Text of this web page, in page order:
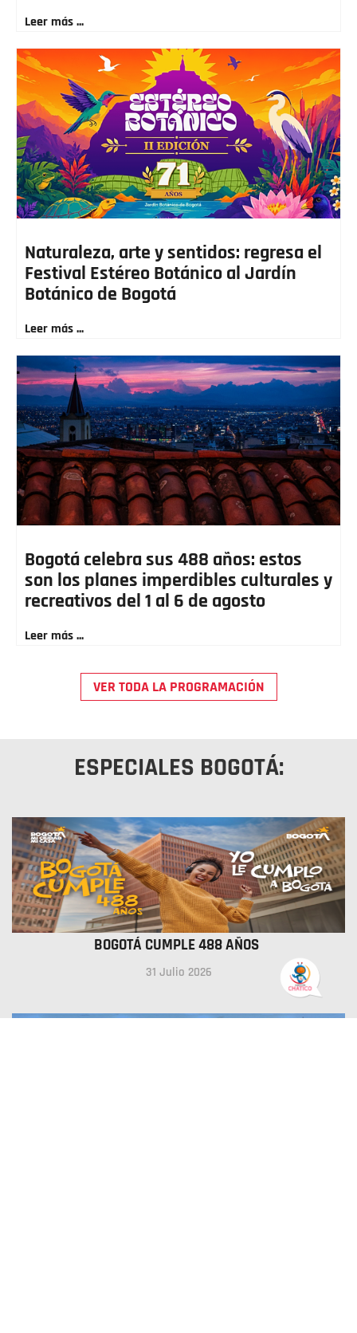
Leer más ...
Naturaleza, arte y sentidos: regresa el
Festival Estéreo Botánico al Jardín
Botánico de Bogotá
Leer más ...
Bogotá celebra sus 488 años: estos
son los planes imperdibles culturales y
recreativos del 1 al 6 de agosto
Leer más ...
VER TODA LA PROGRAMACIÓN
ESPECIALES BOGOTÁ:
BOGOTÁ CUMPLE 488 AÑOS
31 Julio 2026